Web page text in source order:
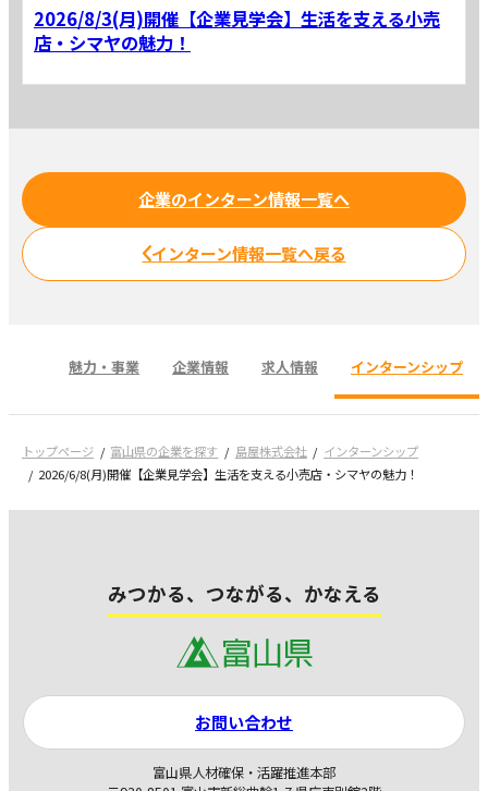
2026/8/3(月)開催【企業見学会】生活を支える小売
店・シマヤの魅力！
企業のインターン情報一覧へ
インターン情報一覧へ戻る
魅力・事業 企業情報 求人情報 インターンシップ
トップページ 富山県の企業を探す 島屋株式会社
インターンシップ
2026/6/8(月)開催【企業見学会】生活を支える小売店・シマヤの魅力！
みつかる、つながる、かなえる
富山県人材確保・活躍推進本部
お問い合わせ